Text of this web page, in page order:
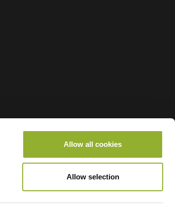
Allow all cookies
Allow selection